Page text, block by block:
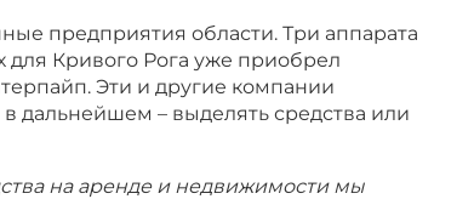
предприятия области. Три аппарата
для Кривого Рога уже приобрел
Эти и другие компании
дальнейшем – выделять средства или
на аренде и недвижимости мы